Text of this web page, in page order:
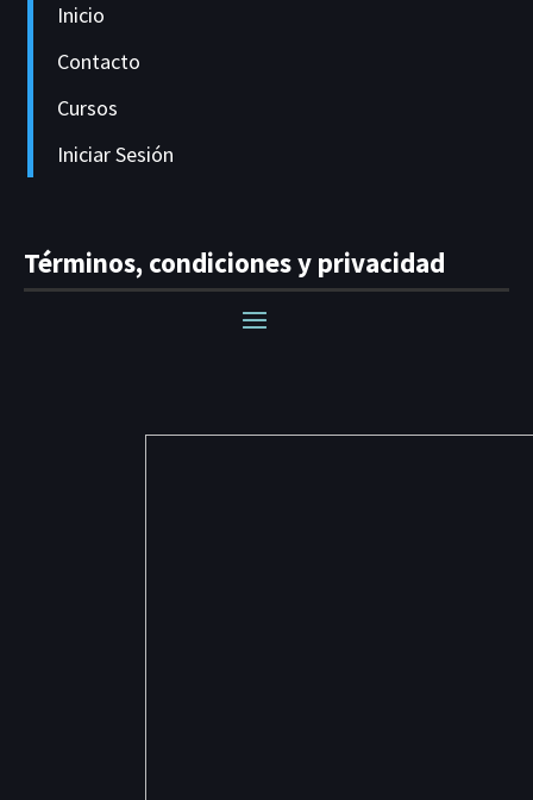
Inicio
Contacto
Cursos
Iniciar Sesión
Términos, condiciones y privacidad